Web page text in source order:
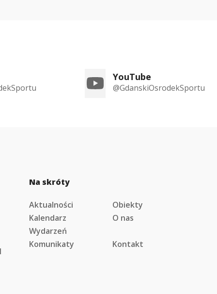
YouTube
@GdanskiOsrodekSportu
Na skróty
Aktualności
Obiekty
Kalendarz
Wydarzeń
O nas
Komunikaty Kontakt